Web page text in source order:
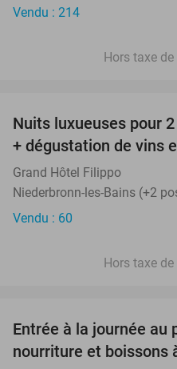
Vendu : 214
Hors taxe
Nuits luxueuses pour
+ dégustation de vins
Grand Hôtel Filippo
Niederbronn-les-Bains (+2
Vendu : 60
Hors taxe
Entrée à la journée au
nourriture et boissons